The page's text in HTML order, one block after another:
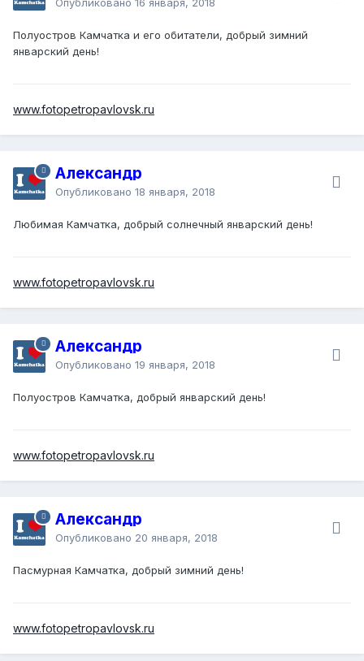
Полуостров Камчатка и его обитатели, добрый зимний
январский день!
www.fotopetropavlovsk.ru
Александр
Опубликовано 18 января, 2018
Любимая Камчатка, добрый солнечный январский день!
www.fotopetropavlovsk.ru
Александр
Опубликовано 19 января, 2018
Полуостров Камчатка, добрый январский день!
www.fotopetropavlovsk.ru
Александр
Опубликовано 20 января, 2018
Пасмурная Камчатка, добрый зимний день!
www.fotopetropavlovsk.ru